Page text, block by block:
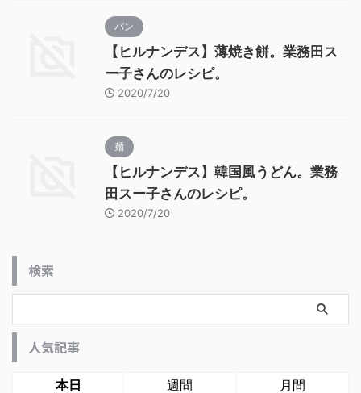
パン
【ヒルナンデス】薄焼き餅。業務田ス
ー子さんのレシピ。
2020/7/20
麺
【ヒルナンデス】韓国風うどん。業務
田スー子さんのレシピ。
2020/7/20
検索
人気記事
本日 週間 月間